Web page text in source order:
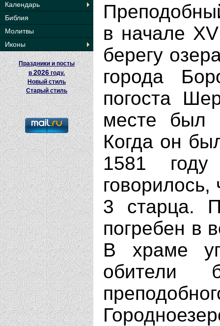
Календарь
Библия
Молитвы
Иконы
Праздники и посты
в 2026 году.
Новый стиль
Старый стиль
в начале
берегу
города
погоста
месте был
Когда он
1581
3 старца.
погребен в
В храме